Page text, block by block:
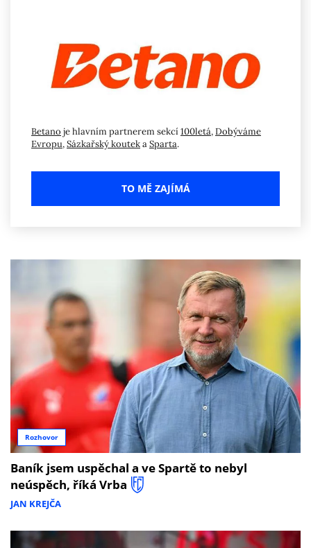
Betano je hlavním partnerem sekcí100letá,Dobýváme
Evropu,Sázkařský koutekaSparta.
TO MĚ ZAJÍMÁ
Rozhovor
Baník jsem uspěchal a ve Spartě to nebyl
neúspěch, říká Vrba
JAN KREJČA